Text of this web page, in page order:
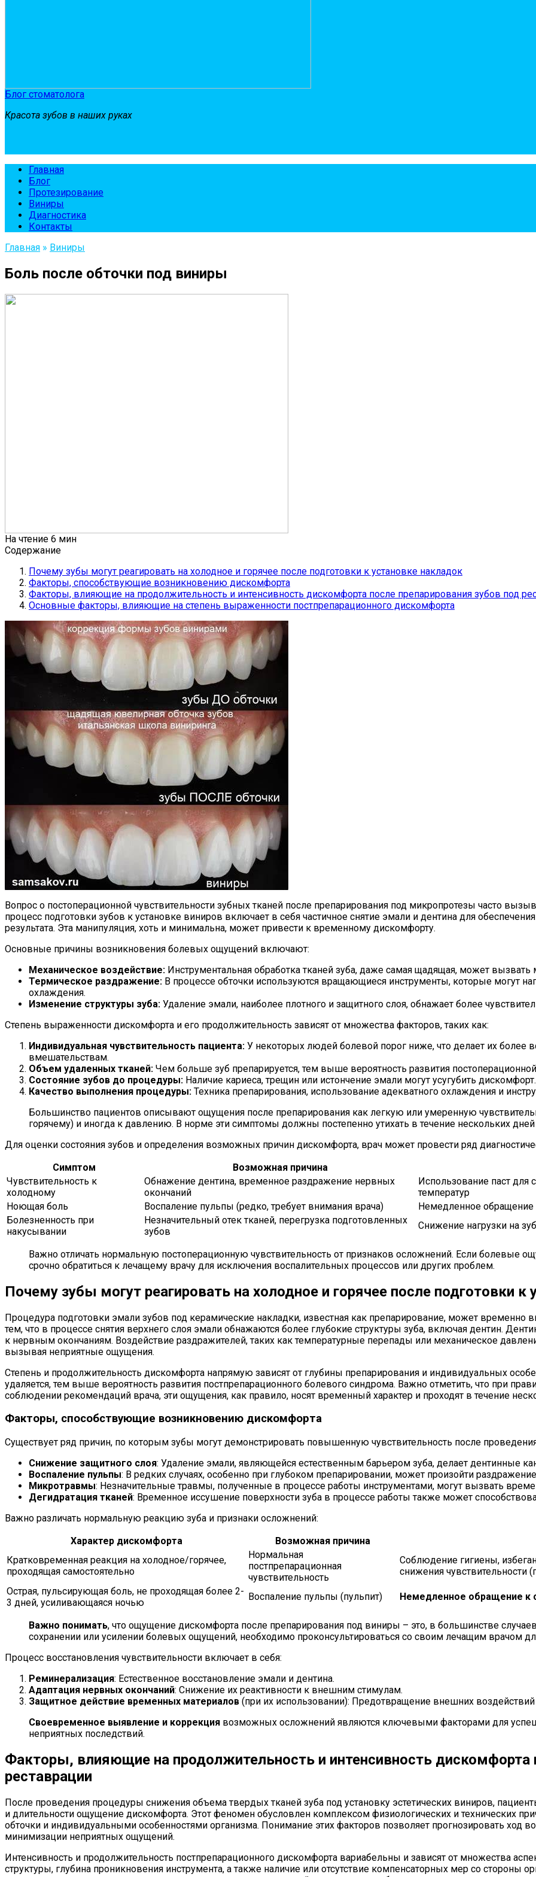
Блог стоматолога
Красота зубов в наших руках
Главная
Блог
Протезирование
Виниры
Диагностика
Контакты
Главная » Виниры
Боль после обточки под виниры
На чтение 6 мин
Содержание
Почему зубы могут реагировать на холодное и горячее после подготовки к установке накладок
Факторы, способствующие возникновению дискомфорта
Факторы, влияющие на продолжительность и интенсивность дискомфорта после препарирования зубов под
Основные факторы, влияющие на степень выраженности постпрепарационного дискомфорта
Вопрос о постоперационной чувствительности зубных тканей после препарирования под микропротезы часто
процесс подготовки зубов к установке виниров включает в себя частичное снятие эмали и дентина для
результата. Эта манипуляция, хоть и минимальна, может привести к временному дискомфорту.
Основные причины возникновения болевых ощущений включают:
Механическое воздействие: Инструментальная обработка тканей зуба, даже самая щадящая, может
Термическое раздражение: В процессе обточки используются вращающиеся инструменты, которые могут
охлаждения.
Изменение структуры зуба: Удаление эмали, наиболее плотного и защитного слоя, обнажает более
Степень выраженности дискомфорта и его продолжительность зависят от множества факторов, таких как:
Индивидуальная чувствительность пациента: У некоторых людей болевой порог ниже, что делает их
вмешательствам.
Объем удаленных тканей: Чем больше зуб препарируется, тем выше вероятность развития постоперационной
Состояние зубов до процедуры: Наличие кариеса, трещин или истончение эмали могут усугубить дискомфорт.
Качество выполнения процедуры: Техника препарирования, использование адекватного охлаждения и
Большинство пациентов описывают ощущения после препарирования как легкую или умеренную
горячему) и иногда к давлению. В норме эти симптомы должны постепенно утихать в течение нескольких
Для оценки состояния зубов и определения возможных причин дискомфорта, врач может провести ряд
Симптом
Возможная причина
Чувствительность к
холодному
Обнажение дентина, временное раздражение нервных
окончаний
Использование паст для
температур
Ноющая боль
Воспаление пульпы (редко, требует внимания врача)
Немедленное обращение
Болезненность при
накусывании
Незначительный отек тканей, перегрузка подготовленных
зубов
Снижение нагрузки на
Важно отличать нормальную постоперационную чувствительность от признаков осложнений. Если болевые
срочно обратиться к лечащему врачу для исключения воспалительных процессов или других проблем.
Почему зубы могут реагировать на холодное и горячее после подготовки к
Процедура подготовки эмали зубов под керамические накладки, известная как препарирование, может временно
тем, что в процессе снятия верхнего слоя эмали обнажаются более глубокие структуры зуба, включая дентин.
к нервным окончаниям. Воздействие раздражителей, таких как температурные перепады или механическое
вызывая неприятные ощущения.
Степень и продолжительность дискомфорта напрямую зависят от глубины препарирования и индивидуальных
удаляется, тем выше вероятность развития постпрепарационного болевого синдрома. Важно отметить, что при
соблюдении рекомендаций врача, эти ощущения, как правило, носят временный характер и проходят в течение
Факторы, способствующие возникновению дискомфорта
Существует ряд причин, по которым зубы могут демонстрировать повышенную чувствительность после
Снижение защитного слоя: Удаление эмали, являющейся естественным барьером зуба, делает дентинные
Воспаление пульпы: В редких случаях, особенно при глубоком препарировании, может произойти
Микротравмы: Незначительные травмы, полученные в процессе работы инструментами, могут вызвать
Дегидратация тканей: Временное иссушение поверхности зуба в процессе работы также может
Важно различать нормальную реакцию зуба и признаки осложнений:
Характер дискомфорта
Возможная причина
Кратковременная реакция на холодное/горячее,
проходящая самостоятельно
Нормальная
постпрепарационная
чувствительность
Соблюдение гигиены,
снижения чувствительности
Острая, пульсирующая боль, не проходящая более 2-
3 дней, усиливающаяся ночью
Воспаление пульпы (пульпит) Немедленное обращение к
Важно понимать, что ощущение дискомфорта после препарирования под виниры – это, в большинстве
сохранении или усилении болевых ощущений, необходимо проконсультироваться со своим лечащим врачом
Процесс восстановления чувствительности включает в себя:
Реминерализация: Естественное восстановление эмали и дентина.
Адаптация нервных окончаний: Снижение их реактивности к внешним стимулам.
Защитное действие временных материалов (при их использовании): Предотвращение внешних воздействий
Своевременное выявление и коррекция возможных осложнений являются ключевыми факторами для
неприятных последствий.
Факторы, влияющие на продолжительность и интенсивность дискомфорта
реставрации
После проведения процедуры снижения объема твердых тканей зуба под установку эстетических виниров,
и длительности ощущение дискомфорта. Этот феномен обусловлен комплексом физиологических и технических
обточки и индивидуальными особенностями организма. Понимание этих факторов позволяет прогнозировать ход
минимизации неприятных ощущений.
Интенсивность и продолжительность постпрепарационного дискомфорта вариабельны и зависят от множества
структуры, глубина проникновения инструмента, а также наличие или отсутствие компенсаторных мер со